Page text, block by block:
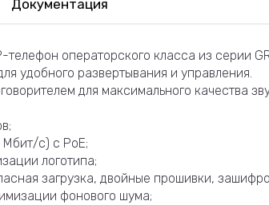
Документация
телефон операторского класса из
удобного развертывания и управления.
для максимального качества
с) с PoE;
логотипа;
загрузка, двойные прошивки,
фонового шума;